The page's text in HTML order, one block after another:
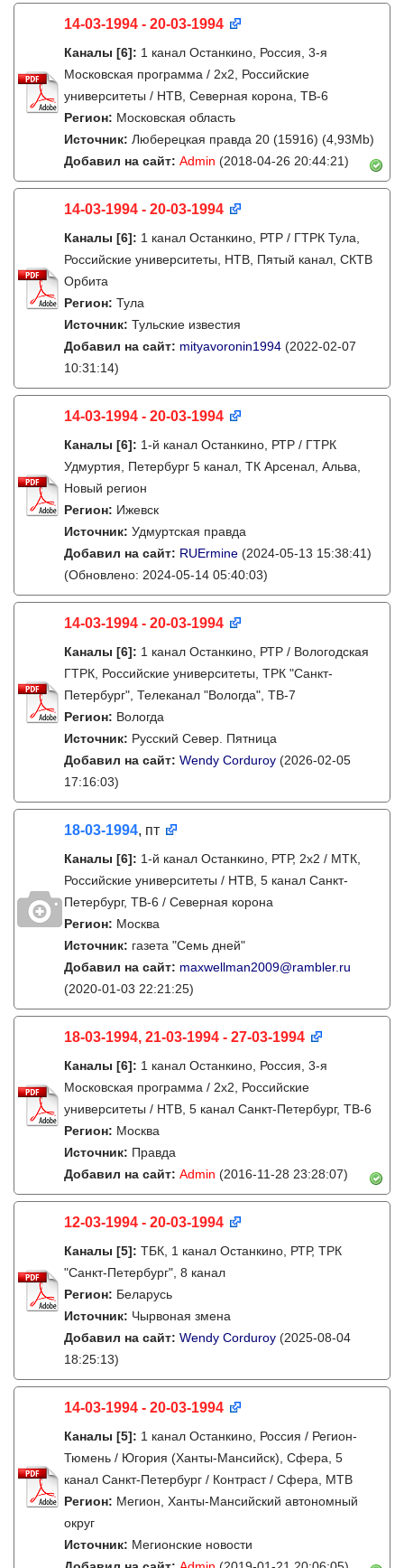
14-03-1994 - 20-03-1994
Каналы [6]: 1 канал Останкино, Россия, 3-я
Московская программа / 2x2, Российские
университеты / НТВ, Северная корона, ТВ-6
Регион: Московская область
Источник: Люберецкая правда 20 (15916) (4,93Mb)
Добавил на сайт: Admin (2018-04-26 20:44:21)
14-03-1994 - 20-03-1994
Каналы [6]: 1 канал Останкино, РТР / ГТРК Тула,
Российские университеты, НТВ, Пятый канал, СКТВ
Орбита
Регион: Тула
Источник: Тульские известия
Добавил на сайт: mityavoronin1994 (2022-02-07
10:31:14)
14-03-1994 - 20-03-1994
Каналы [6]: 1-й канал Останкино, РТР / ГТРК
Удмуртия, Петербург 5 канал, ТК Арсенал, Альва,
Новый регион
Регион: Ижевск
Источник: Удмуртская правда
Добавил на сайт: RUErmine (2024-05-13 15:38:41)
(Обновлено: 2024-05-14 05:40:03)
14-03-1994 - 20-03-1994
Каналы [6]: 1 канал Останкино, РТР / Вологодская
ГТРК, Российские университеты, ТРК "Санкт-
Петербург", Телеканал "Вологда", ТВ-7
Регион: Вологда
Источник: Русский Север. Пятница
Добавил на сайт: Wendy Corduroy (2026-02-05
17:16:03)
18-03-1994, пт
Каналы [6]: 1-й канал Останкино, РТР, 2х2 / МТК,
Российские университеты / НТВ, 5 канал Санкт-
Петербург, ТВ-6 / Северная корона
Регион: Москва
Источник: газета "Семь дней"
Добавил на сайт: maxwellman2009@rambler.ru
(2020-01-03 22:21:25)
18-03-1994, 21-03-1994 - 27-03-1994
Каналы [6]: 1 канал Останкино, Россия, 3-я
Московская программа / 2x2, Российские
университеты / НТВ, 5 канал Санкт-Петербург, ТВ-6
Регион: Москва
Источник: Правда
Добавил на сайт: Admin (2016-11-28 23:28:07)
12-03-1994 - 20-03-1994
Каналы [5]: ТБК, 1 канал Останкино, РТР, ТРК
"Санкт-Петербург", 8 канал
Регион: Беларусь
Источник: Чырвоная змена
Добавил на сайт: Wendy Corduroy (2025-08-04
18:25:13)
14-03-1994 - 20-03-1994
Каналы [5]: 1 канал Останкино, Россия / Регион-
Тюмень / Югория (Ханты-Мансийск), Сфера, 5
канал Санкт-Петербург / Контраст / Сфера, МТВ
Регион: Мегион, Ханты-Мансийский автономный
округ
Источник: Мегионские новости